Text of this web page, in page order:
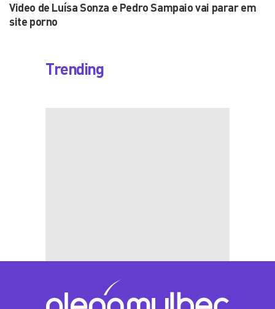
Video de Luísa Sonza e Pedro Sampaio vai parar em
site porno
Trending